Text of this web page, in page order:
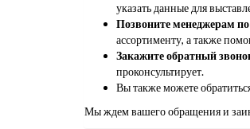
указать данные для
Позвоните менеджерам
ассортименту, а также
Закажите обратный
проконсультирует.
Вы также можете
Мы ждем вашего обращения и